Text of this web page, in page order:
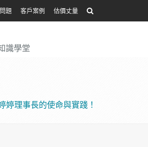
題 客戶案例 估價丈量
識學堂
理事長的使命與實踐！